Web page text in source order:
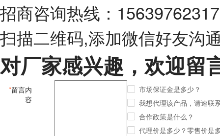
招商咨询热线：15639762317
扫描二维码,添加微信好友沟
对厂家感兴趣，欢迎留
*留言内
容
市场保证金是多少？
我想代理该产品，请速联
合作政策是什么？
代理价是多少？零售价是